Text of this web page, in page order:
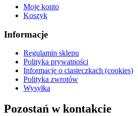
Moje konto
Koszyk
Informacje
Regulamin sklepu
Polityka prywatności
Informacje o ciasteczkach (cookies)
Polityka zwrotów
Wysyłka
Pozostań w kontakcie